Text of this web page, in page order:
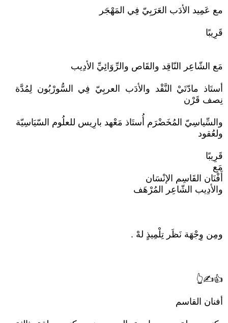
مع عَمِيد الأدَب العَرَبِيّ فِي المَهْجَر
قَرِيبًا
مَع الشّاعِر النّاقِد والقَاص والرِّوَائِيِّ الأدِيب
أستَاذ مادّتَيْ النَّقْد والأدَب العربِيّ فِي السُّورْبُون لِمُدَّة
نِصف قَرْن
والسِّياسِيّ المُخَضْرَم أُستَاذ مَعْهد بارِيس للعلُوم السّيَاسِيّة
ولعُقود
قَرِيبًا
مَع
أَفْنَان القَاسِم الإنْسَان
والأدِيب الشّاعِر المُرْهَف
ومِن وِجْهَة نَظَر تِلْمِيذٍ لهْ .
👍✍️👆
أفنان القاسم